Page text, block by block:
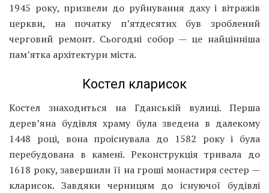
1945 року, призвели до руйнування даху і вітражів
церкви, на початку п’ятдесятих був зроблений
черговий ремонт. Сьогодні собор — це найцінніша
пам’ятка архітектури міста.
Костел кларисок
Костел знаходиться на Гданській вулиці. Перша
дерев’яна будівля храму була зведена в далекому
1448 році, вона проіснувала до 1582 року і була
перебудована в камені. Реконструкція тривала до
1618 року, завершили її на гроші монастиря сестер —
кларисок. Завдяки черницям до існуючої будівлі